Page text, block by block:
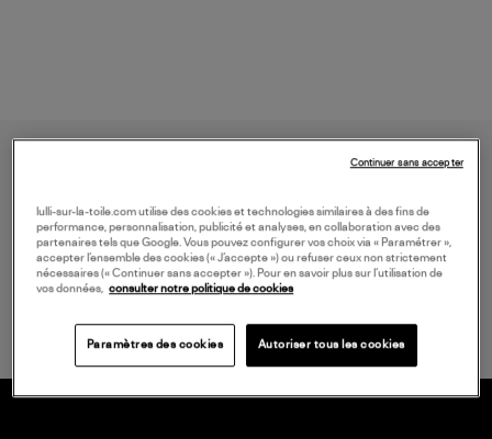
LIVRAISON GRATUITE
à partir de 150 € d'achat*
lulli-sur-la-toile.com utilise des cookies et technologies similaires à des fins de
performance, personnalisation, publicité et analyses, en collaboration avec des
partenaires tels que Google. Vous pouvez configurer vos choix via « Paramétrer »,
accepter l’ensemble des cookies (« J’accepte ») ou refuser ceux non strictement
nécessaires (« Continuer sans accepter »). Pour en savoir plus sur l’utilisation de
vos données,
consulter notre politique de cookies
Paramètres des cookies Autoriser tous les cookies
Continuer sans accepter